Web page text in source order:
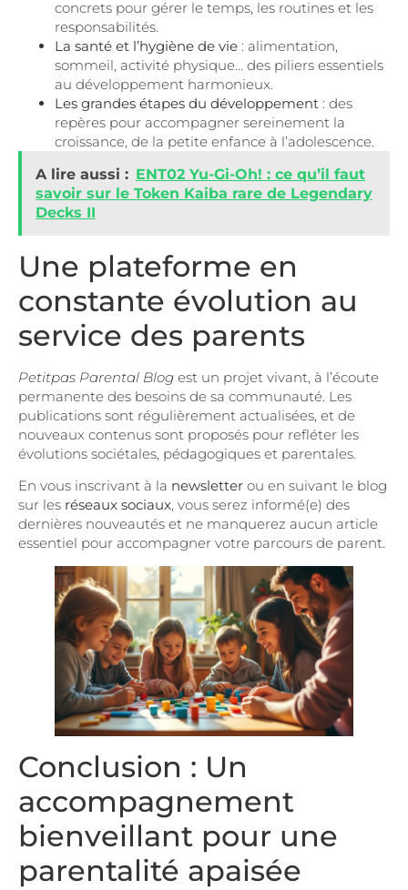
concrets pour gérer le temps, les routines et les
responsabilités.
La santé et l’hygiène de vie : alimentation,
sommeil, activité physique… des piliers essentiels
au développement harmonieux.
Les grandes étapes du développement : des
repères pour accompagner sereinement la
croissance, de la petite enfance à l’adolescence.
A lire aussi : ENT02 Yu-Gi-Oh! : ce qu’il faut
savoir sur le Token Kaiba rare de Legendary
Decks II
Une plateforme en
constante évolution au
service des parents
Petitpas Parental Blog est un projet vivant, à l’écoute
permanente des besoins de sa communauté. Les
publications sont régulièrement actualisées, et de
nouveaux contenus sont proposés pour refléter les
évolutions sociétales, pédagogiques et parentales.
En vous inscrivant à la newsletter ou en suivant le blog
sur les réseaux sociaux, vous serez informé(e) des
dernières nouveautés et ne manquerez aucun article
essentiel pour accompagner votre parcours de parent.
Conclusion : Un
accompagnement
bienveillant pour une
parentalité apaisée